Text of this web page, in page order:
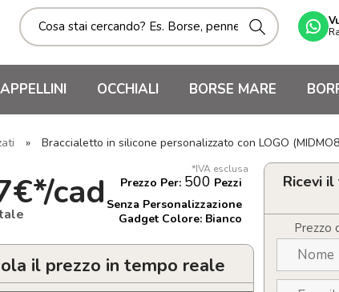
OCCHIALI BORSE MARE
» Braccialetto in silicone personalizzato con LOGO
*IVA esclusa
cad Prezzo Per: 500 Pezzi
Senza Personalizzazione
Gadget Colore: Bianco
il prezzo in tempo reale
Ricevi
Prezzo